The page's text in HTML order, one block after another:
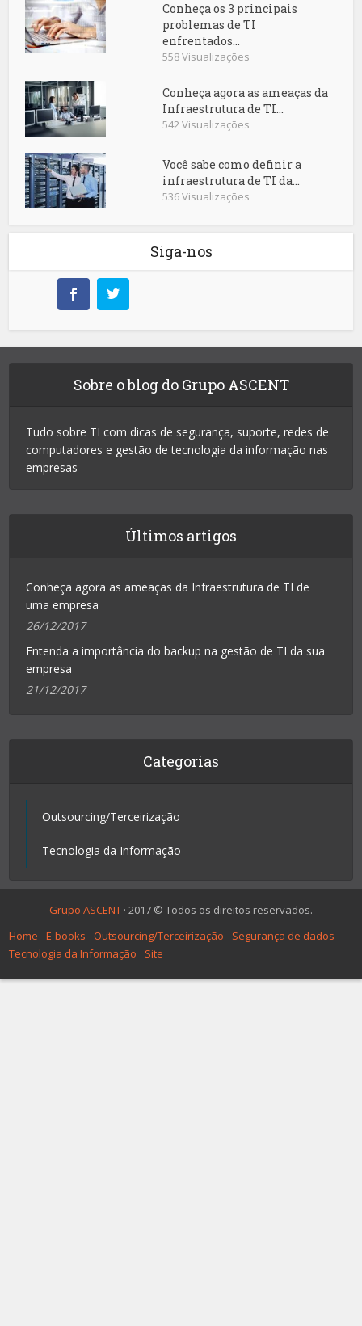
Conheça os 3 principais
problemas de TI
enfrentados...
558 Visualizações
Conheça agora as ameaças da
Infraestrutura de TI...
542 Visualizações
Você sabe como definir a
infraestrutura de TI da...
536 Visualizações
Siga-nos
Sobre o blog do Grupo ASCENT
Tudo sobre TI com dicas de segurança, suporte, redes de
computadores e gestão de tecnologia da informação nas
empresas
Últimos artigos
Conheça agora as ameaças da Infraestrutura de TI de
uma empresa
26/12/2017
Entenda a importância do backup na gestão de TI da sua
empresa
21/12/2017
Categorias
Outsourcing/Terceirização
Tecnologia da Informação
Grupo ASCENT · 2017 © Todos os direitos reservados.
Home
E-books Outsourcing/Terceirização
Segurança de dados
Tecnologia da Informação
Site